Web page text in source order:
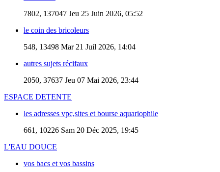
7802, 137047 Jeu 25 Juin 2026, 05:52
le coin des bricoleurs
548, 13498 Mar 21 Juil 2026, 14:04
autres sujets récifaux
2050, 37637 Jeu 07 Mai 2026, 23:44
ESPACE DETENTE
les adresses vpc,sites et bourse aquariophile
661, 10226 Sam 20 Déc 2025, 19:45
L'EAU DOUCE
vos bacs et vos bassins